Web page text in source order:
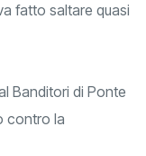
fatto saltare quasi
Banditori di Ponte
contro la